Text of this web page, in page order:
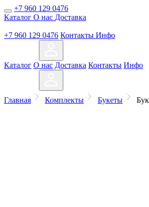
+7 960 129 0476
Каталог О нас Доставка
+7 960 129 0476 Контакты Инфо
Каталог О нас Доставка Контакты Инфо
Главная Комплекты Букеты